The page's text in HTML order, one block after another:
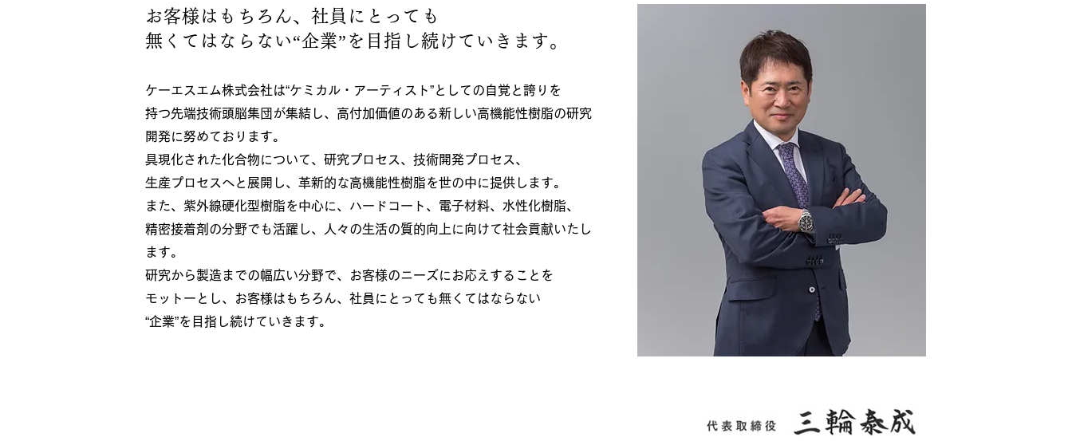
お客様はもちろん、社員にとっても
無くてはならない“企業”を目指し続けていきます。
ケーエスエム株式会社は“ケミカル・アーティスト”としての自覚と誇りを
持つ先端技術頭脳集団が集結し、高付加価値のある新しい高機能性樹脂の研究
開発に努めております。
具現化された化合物について、研究プロセス、技術開発プロセス、
生産プロセスへと展開し、革新的な高機能性樹脂を世の中に提供します。
また、紫外線硬化型樹脂を中心に、ハードコート、電子材料、水性化樹脂、
精密接着剤の分野でも活躍し、人々の生活の質的向上に向けて社会貢献いたし
ます。
研究から製造までの幅広い分野で、お客様のニーズにお応えすることを
モットーとし、お客様はもちろん、社員にとっても無くてはならない
“企業”を目指し続けていきます。